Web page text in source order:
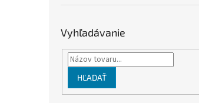
Vyhľadávanie
HĽADAŤ